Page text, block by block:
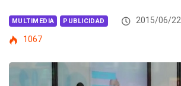
MULTIMEDIA PUBLICIDAD 2015/06/22
1067